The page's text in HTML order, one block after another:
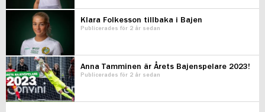
Klara Folkesson tillbaka i Bajen
Publicerades för 2 år sedan
Anna Tamminen är Årets Bajenspelare 2023!
Publicerades för 2 år sedan